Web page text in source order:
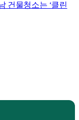
건물청소는 ‘클린